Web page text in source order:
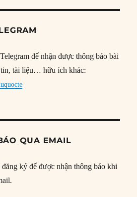
để nhận được thông báo bài
tài liệu… hữu ích khác:
QUA EMAIL
ký để được nhận thông báo khi